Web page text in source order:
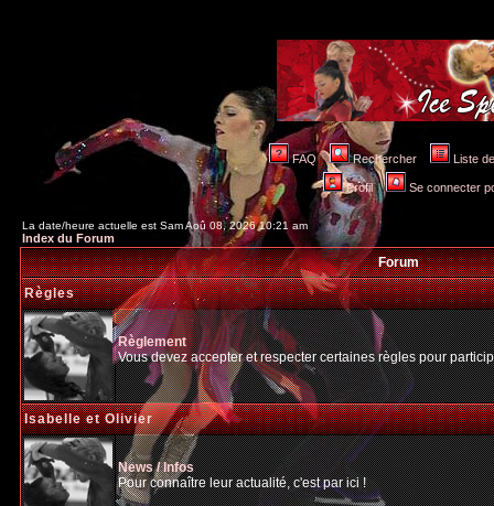
FAQ Rechercher Liste
Profil Se connecter
La date/heure actuelle est Sam Aoû 08, 2026 10:21 am
Index du Forum
Forum
Règles
Règlement
Vous devez accepter et respecter certaines règles pour
Isabelle et Olivier
News / Infos
Pour connaître leur actualité, c'est par ici !